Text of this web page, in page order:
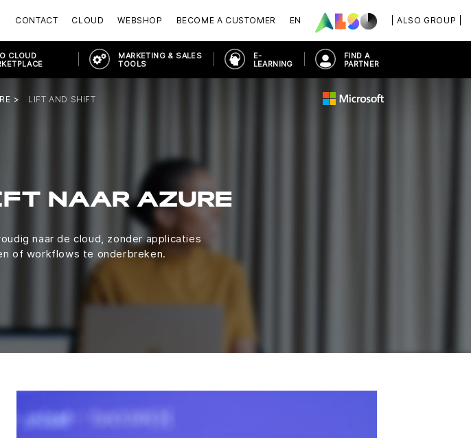
| ALSO GROUP |
CONTACT CLOUD WEBSHOP BECOME A CUSTOMER EN
CLOUD
MARKETING & SALES
TOOLS
E-
LEARNING
FIND A
PARTNER
LIFT AND SHIFT
NAAR AZURE
naar de cloud, zonder applicaties
of workflows te onderbreken.